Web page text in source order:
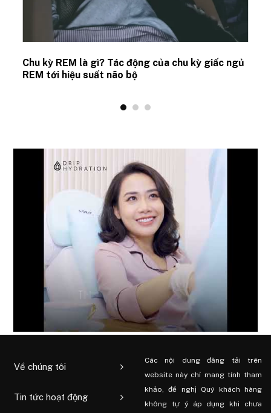
Chu kỳ REM là gì? Tác động của chu kỳ giấc ngủ
REM tới hiệu suất não bộ
Về chúng tôi
Tin tức hoạt động
Các nội dung đăng tải trên
website này chỉ mang tính tham
khảo, đề nghị Quý khách hàng
không tự ý áp dụng khi chưa